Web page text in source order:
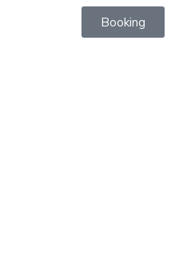
Booking